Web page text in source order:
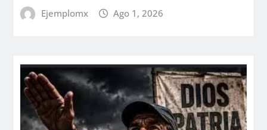
Ejemplomx Ago 1, 2026